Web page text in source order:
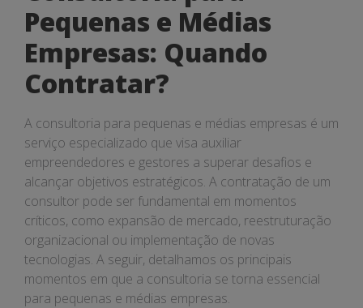
Pequenas e Médias
Empresas: Quando
Contratar?
A consultoria para pequenas e médias empresas é um
serviço especializado que visa auxiliar
empreendedores e gestores a superar desafios e
alcançar objetivos estratégicos. A contratação de um
consultor pode ser fundamental em momentos
críticos, como expansão de mercado, reestruturação
organizacional ou implementação de novas
tecnologias. A seguir, detalhamos os principais
momentos em que a consultoria se torna essencial
para pequenas e médias empresas.